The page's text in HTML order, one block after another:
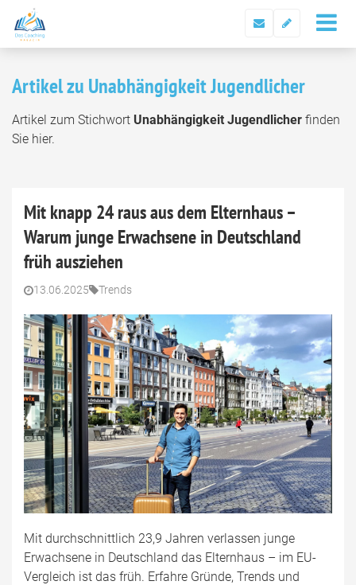
Artikel zu Unabhängigkeit Jugendlicher
Artikel zum Stichwort Unabhängigkeit Jugendlicher finden
Sie hier.
Mit knapp 24 raus aus dem Elternhaus –
Warum junge Erwachsene in Deutschland
früh ausziehen
13.06.2025 Trends
Mit durchschnittlich 23,9 Jahren verlassen junge
Erwachsene in Deutschland das Elternhaus – im EU-
Vergleich ist das früh. Erfahre Gründe, Trends und